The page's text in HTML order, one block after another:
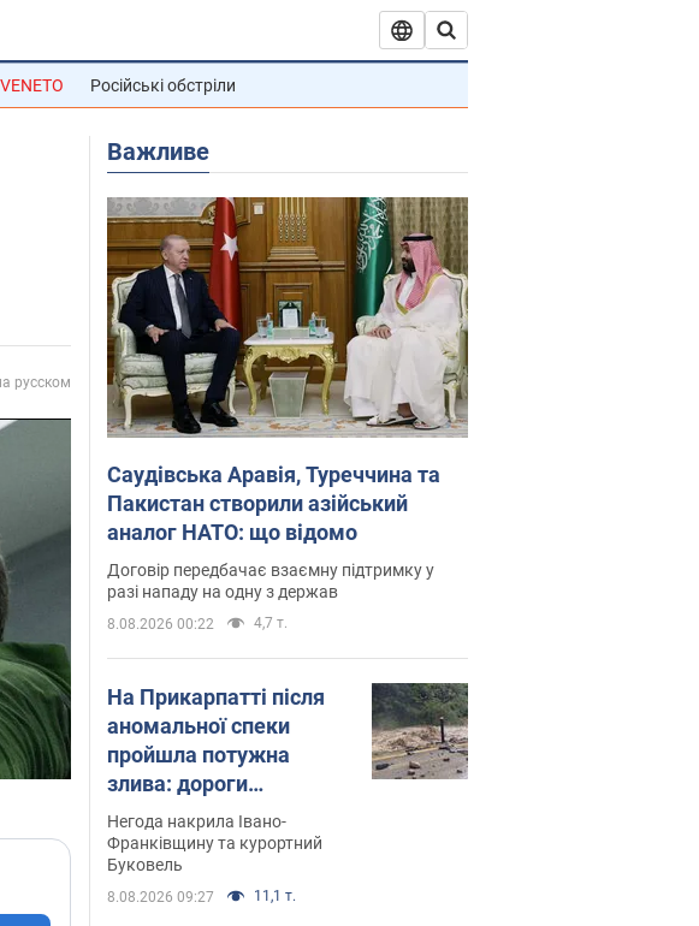
VENETO Російські обстріли
русском
Важливе
Саудівська Аравія, Туреччина та
Пакистан створили азійський
аналог НАТО: що відомо
Договір передбачає взаємну підтримку у
разі нападу на одну з держав
8.08.2026 00:22 4,7 т.
На Прикарпатті після
аномальної спеки
пройшла потужна
злива: дороги
перетворились на
річки. Відео
Негода накрила Івано-
Франківщину та курортний
Буковель
8.08.2026 09:27 11,1 т.